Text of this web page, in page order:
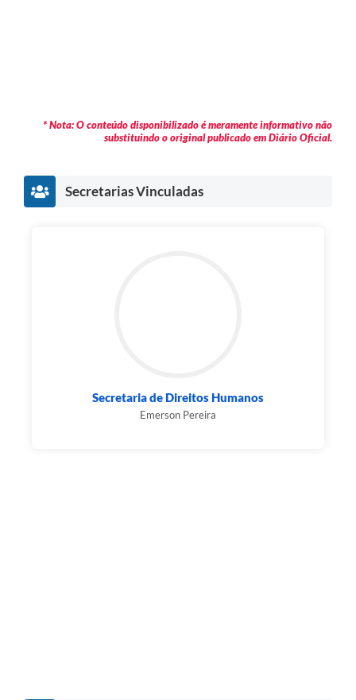
* Nota: O conteúdo disponibilizado é meramente informativo não
substituindo o original publicado em Diário Oficial.
Secretarias Vinculadas
Secretaria de Direitos Humanos
Emerson Pereira